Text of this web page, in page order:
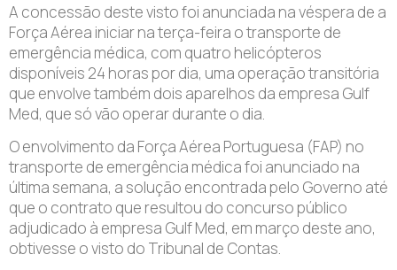
A concessão deste visto foi anunciada na véspera de a
Força Aérea iniciar na terça-feira o transporte de
emergência médica, com quatro helicópteros
disponíveis 24 horas por dia, uma operação transitória
que envolve também dois aparelhos da empresa Gulf
Med, que só vão operar durante o dia.
O envolvimento da Força Aérea Portuguesa (FAP) no
transporte de emergência médica foi anunciado na
última semana, a solução encontrada pelo Governo até
que o contrato que resultou do concurso público
adjudicado à empresa Gulf Med, em março deste ano,
obtivesse o visto do Tribunal de Contas.